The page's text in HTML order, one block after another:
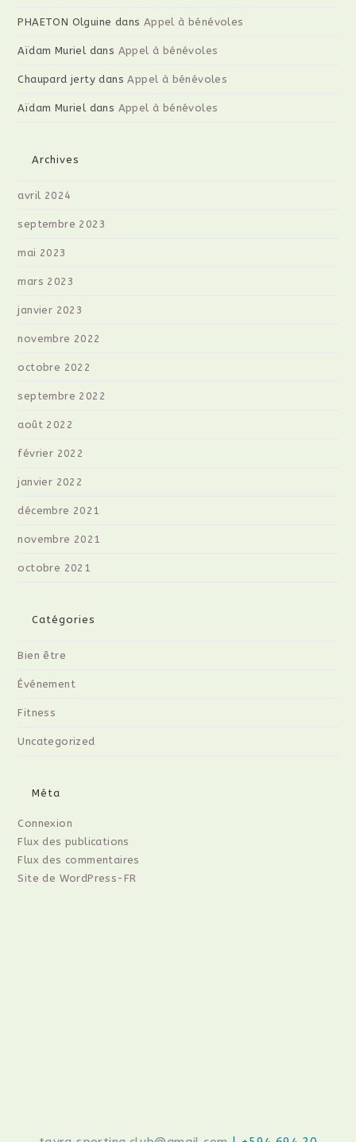
PHAETON Olguine dans Appel à bénévoles
Aïdam Muriel dans Appel à bénévoles
Chaupard jerty dansAppel à bénévoles
Aïdam Muriel dans Appel à bénévoles
Archives
avril 2024
septembre 2023
mai 2023
mars 2023
janvier 2023
novembre 2022
octobre 2022
septembre 2022
août 2022
février 2022
janvier 2022
décembre 2021
novembre 2021
octobre 2021
Catégories
Bien être
Événement
Fitness
Uncategorized
Méta
Connexion
Flux des publications
Flux des commentaires
Site de WordPress-FR